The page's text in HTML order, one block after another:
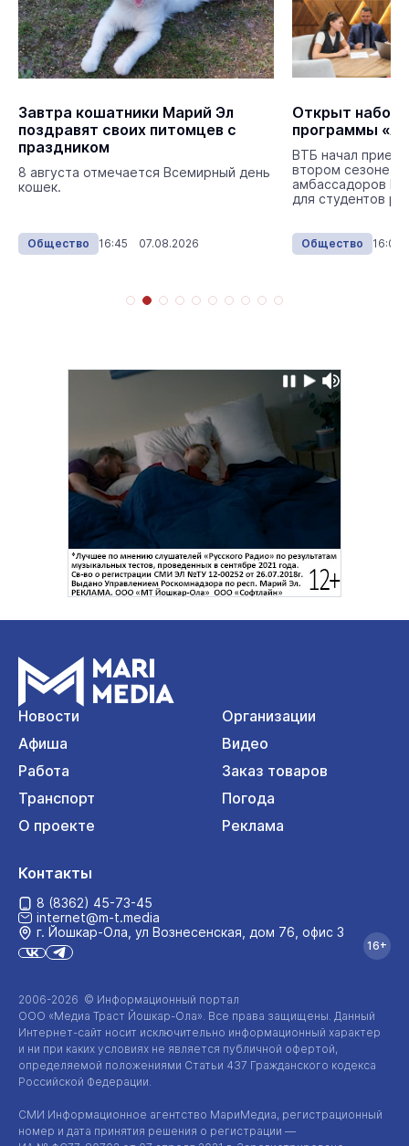
Завтра кошатники Марий Эл
поздравят своих питомцев с
праздником
8 августа отмечается Всемирный день
кошек.
Общество 16:45 07.08.2026
Открыт набор
программы
ВТБ начал прием
втором сезоне
амбассадоров
для студентов
Общество 16:00
Новости
Организации
Афиша
Видео
Работа
Заказ товаров
Транспорт
Погода
О проекте
Реклама
2006-2026 © Информационный портал
ООО «Медиа Траст Йошкар-Ола». Все права защищены. Данный
Интернет-сайт носит исключительно информационный характер
и ни при каких условиях не является публичной офертой,
определяемой положениями Статьи 437 Гражданского кодекса
Российской Федерации.
СМИ Информационное агентство МариМедиа, регистрационный
номер и дата принятия решения о регистрации —
Контакты
8 (8362) 45-73-45
internet@m-t.media
г. Йошкар‑Ола, ул Вознесенская, дом 76, офис 3
16+